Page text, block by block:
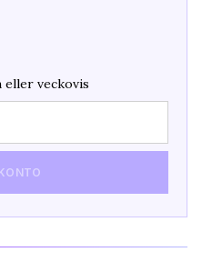
eller veckovis